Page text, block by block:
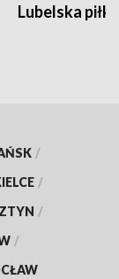
Lubelska piłka
/
/
/
/